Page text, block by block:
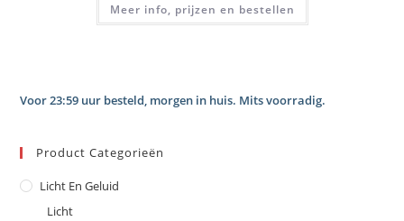
Meer info, prijzen en bestellen
Voor 23:59 uur besteld, morgen in huis. Mits voorradig.
Product Categorieën
Licht En Geluid
Licht